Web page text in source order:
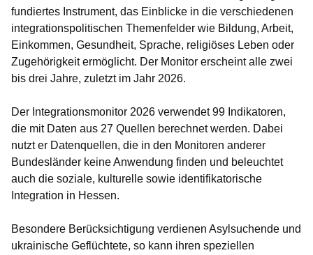
fundiertes Instrument, das Einblicke in die verschiedenen
integrationspolitischen Themenfelder wie Bildung, Arbeit,
Einkommen, Gesundheit, Sprache, religiöses Leben oder
Zugehörigkeit ermöglicht. Der Monitor erscheint alle zwei
bis drei Jahre, zuletzt im Jahr 2026.
Der Integrationsmonitor 2026 verwendet 99 Indikatoren,
die mit Daten aus 27 Quellen berechnet werden. Dabei
nutzt er Datenquellen, die in den Monitoren anderer
Bundesländer keine Anwendung finden und beleuchtet
auch die soziale, kulturelle sowie identifikatorische
Integration in Hessen.
Besondere Berücksichtigung verdienen Asylsuchende und
ukrainische Geflüchtete, so kann ihren speziellen